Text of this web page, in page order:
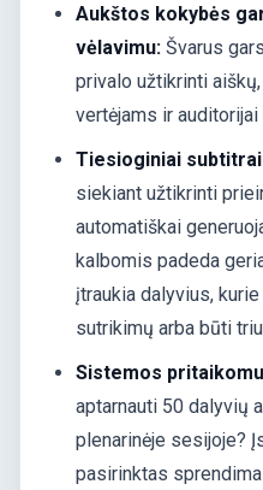
Aukštos kokybės
vėlavimu: Švarus
privalo užtikrinti
vertėjams ir
Tiesioginiai
siekiant užtikrinti
automatiškai
kalbomis padeda
įtraukia dalyvius,
sutrikimų arba būti
Sistemos
aptarnauti 50 dalyvių
plenarinėje sesijoje?
pasirinktas